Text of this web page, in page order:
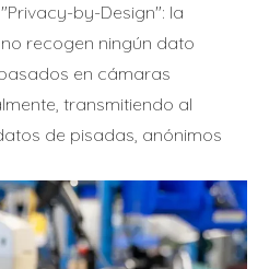
by-Design": la
recogen ningún dato
en cámaras
transmitiendo al
de pisadas, anónimos